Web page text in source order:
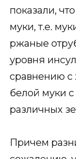
показали,
муки, т.е.
ржаные
уровня
сравнению с
белой муки
различных
Причем